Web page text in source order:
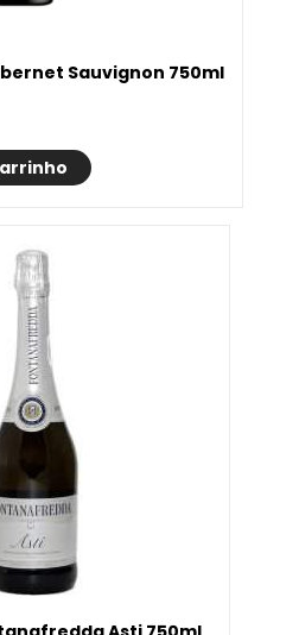
Sauvignon 750ml